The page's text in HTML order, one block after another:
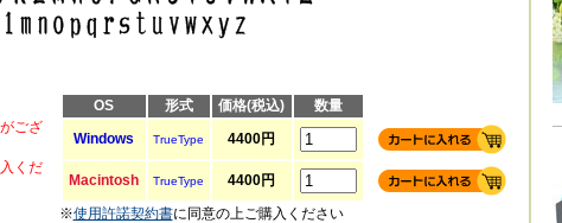
ござ
くだ
OS 形式 価格(税込)
数量
Windows
TrueType 4400円
Macintosh TrueType
4400円
※使用許諾契約書に同意の上ご購入ください